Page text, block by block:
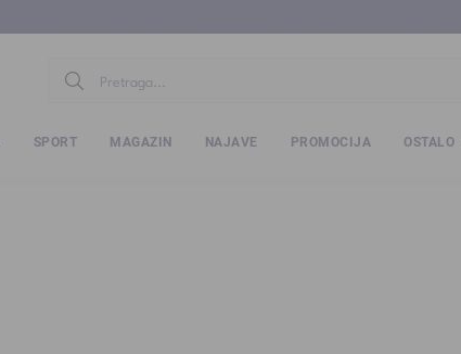
SPORT MAGAZIN NAJAVE PROMOCIJA OSTALO